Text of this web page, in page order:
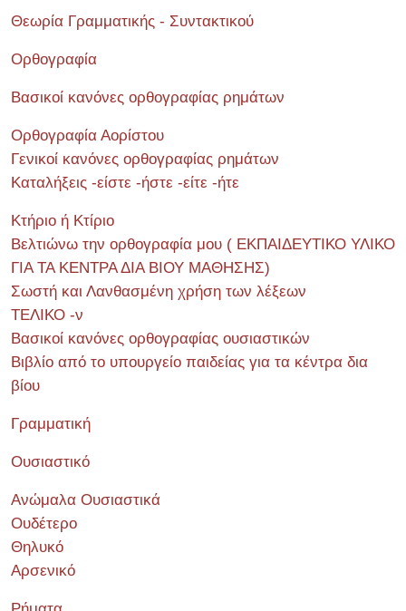
Θεωρία Γραμματικής - Συντακτικού
Ορθογραφία
Βασικοί κανόνες ορθογραφίας ρημάτων
Ορθογραφία Αορίστου
Γενικοί κανόνες ορθογραφίας ρημάτων
Καταλήξεις -είστε -ήστε -είτε -ήτε
Κτήριο ή Κτίριο
Βελτιώνω την ορθογραφία μου ( ΕΚΠΑΙΔΕΥΤΙΚΟ ΥΛΙΚΟ
ΓΙΑ ΤΑ ΚΕΝΤΡΑ ΔΙΑ ΒΙΟΥ ΜΑΘΗΣΗΣ)
Σωστή και Λανθασμένη χρήση των λέξεων
ΤΕΛΙΚΟ -ν
Βασικοί κανόνες ορθογραφίας ουσιαστικών
Βιβλίο από το υπουργείο παιδείας για τα κέντρα δια
βίου
Γραμματική
Ουσιαστικό
Ανώμαλα Ουσιαστικά
Ουδέτερο
Θηλυκό
Αρσενικό